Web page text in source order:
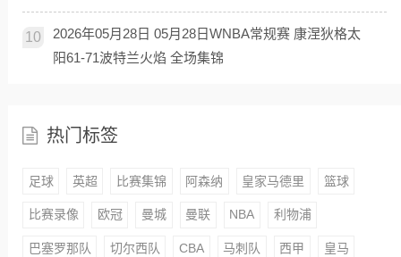
10
2026年05月28日 05月28日WNBA常规赛 康涅狄格太
阳61-71波特兰火焰 全场集锦
热门标签
足球 英超 比赛集锦 阿森纳 皇家马德里 篮球
比赛录像 欧冠 曼城 曼联 NBA 利物浦
巴塞罗那队 切尔西队 CBA 马刺队 西甲 皇马